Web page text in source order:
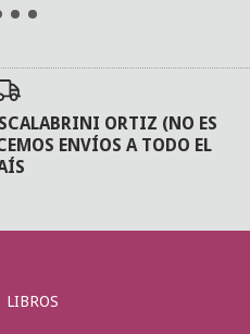
ORTIZ (NO ES
ENVÍOS A TODO EL
LIBROS